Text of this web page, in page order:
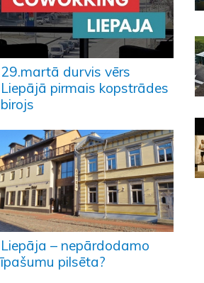
29.martā durvis vērs
Liepājā pirmais kopstrādes
birojs
Liepāja – nepārdodamo
īpašumu pilsēta?